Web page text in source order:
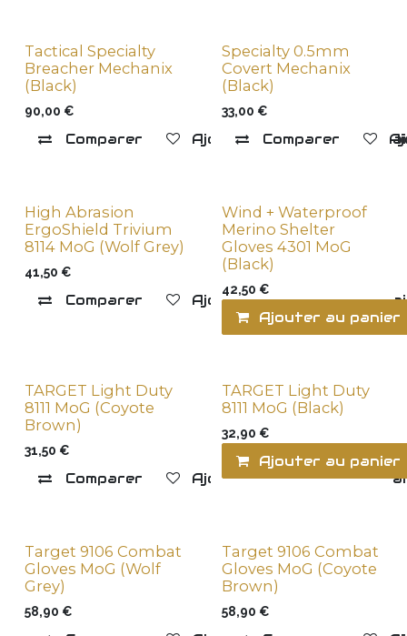
Tactical Specialty
Breacher Mechanix
(Black)
90,00 €
Comparer Ajouter à la liste de
Specialty 0.5mm
Covert Mechanix
(Black)
33,00 €
Comparer
High Abrasion
ErgoShield Trivium
8114 MoG (Wolf Grey)
41,50 €
Comparer Ajouter à la liste de
Wind + Waterproof
Merino Shelter
Gloves 4301 MoG
(Black)
42,50 €
Ajouter au panier
TARGET Light Duty
8111 MoG (Coyote
Brown)
31,50 €
Comparer Ajouter à la liste de
TARGET Light Duty
8111 MoG (Black)
32,90 €
Ajouter au panier
Target 9106 Combat
Gloves MoG (Wolf
Grey)
58,90 €
Target 9106 Combat
Gloves MoG (Coyote
Brown)
58,90 €